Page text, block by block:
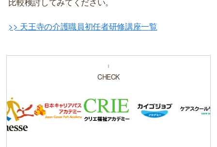
>> 天王寺の介護職員初任者研修講座一覧
CHECK